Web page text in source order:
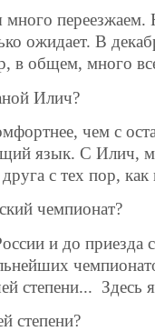
переезжаем.
ожидает. В
в общем, много
Илич?
чем с
язык. С Илич,
с тех пор,
чемпионат?
и до приезда
степени... Здесь
степени?